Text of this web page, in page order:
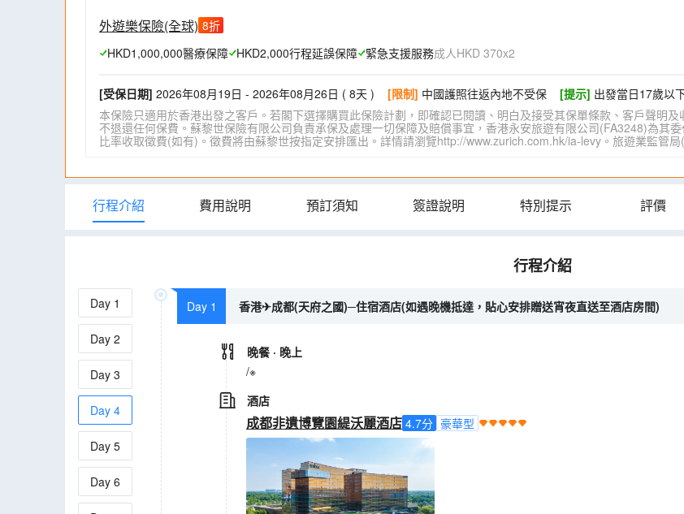
外遊樂保險(全球) 8折
HKD1,000,000醫療保障 HKD2,000行程延誤保障 緊急支援服務成人HKD 370x2
[受保日期] 2026年08月19日 - 2026年08月26日 ( 8天 ) [限制] 中國護照往返內地不受保 [提示] 出發當日17歲以
本保險只適用於香港出發之客戶。若閣下選擇購買此保險計劃，即確認已閱讀、明白及接受其保單條款、客戶聲明
不退還任何保費。蘇黎世保險有限公司負責承保及處理一切保障及賠償事宜，香港永安旅遊有限公司(FA3248)為其
比率收取徵費(如有)。徵費將由蘇黎世按指定安排匯出。詳情請瀏覽http://www.zurich.com.hk/ia-levy。旅遊業監管
行程介紹 費用說明 預訂須知 簽證說明 特別提示 評價
行程介紹
Day 1
Day 2
Day 3
Day 4
Day 5
Day 6
Day 1 香港✈成都(天府之國)─住宿酒店(如遇晚機抵達，貼心安排贈送宵夜直送至酒店房間)
晚餐 · 晚上
/※
酒店
成都非遺博覽園緹沃麗酒店 4.7分 豪華型